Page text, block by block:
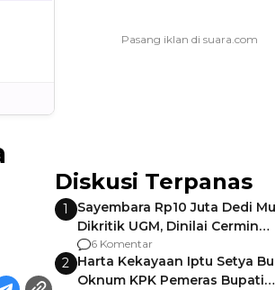
Diskusi Terpanas
1
Sayembara Rp10 Juta Dedi
Dikritik UGM, Dinilai Cermin
Gagalnya Negara Jamin
6 Komentar
2 Harta Kekayaan Iptu Setya
Oknum KPK Pemeras Bupati